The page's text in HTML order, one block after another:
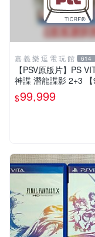
嘉 義 樂 逗 電 玩 館 614
【PSV原版片】PS
神諜 潛龍諜影 2+3
新】✪中古二手✪嘉義
玩館
$99,999